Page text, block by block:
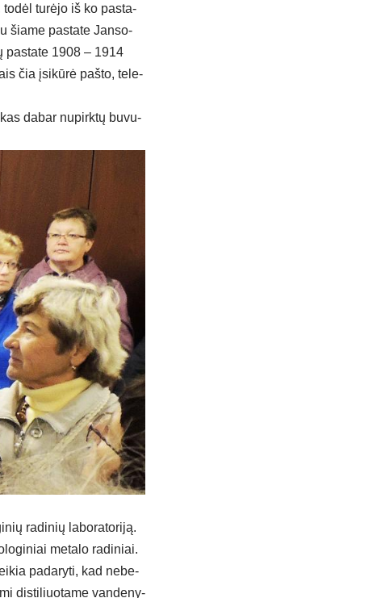
to­dėl tu­rė­jo iš ko pa­sta­
šia­me pa­sta­te Jan­so­
pa­sta­te 1908 – 1914
čia įsi­kū­rė pa­što, te­le­
da­bar nu­pirk­tų bu­vu­
ra­di­nių la­bo­ra­to­ri­ją.
me­ta­lo ra­di­niai.
pa­da­ry­ti, kad ne­be­
dis­ti­liuo­ta­me van­de­ny­